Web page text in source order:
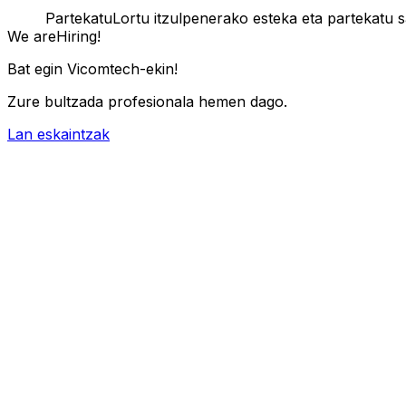
PartekatuLortu itzulpenerako esteka eta partekatu
We areHiring!
Bat egin Vicomtech-ekin!
Zure bultzada profesionala hemen dago.
Lan eskaintzak